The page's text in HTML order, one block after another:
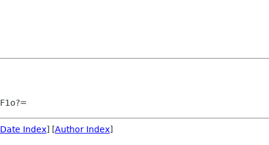
Date Index] [Author Index]